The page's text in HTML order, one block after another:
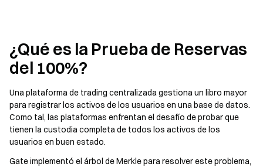
¿Qué es la Prueba de Reservas
del 100%?
Una plataforma de trading centralizada gestiona un libro mayor
para registrar los activos de los usuarios en una base de datos.
Como tal, las plataformas enfrentan el desafío de probar que
tienen la custodia completa de todos los activos de los
usuarios en buen estado.
Gate implementó el árbol de Merkle para resolver este problema,